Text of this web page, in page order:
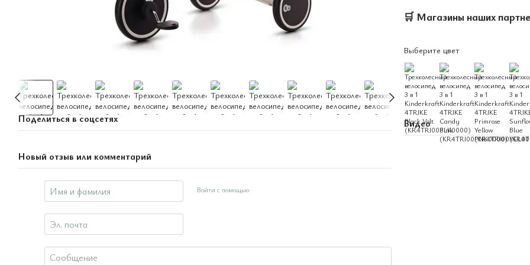
Поделиться в соцсетях
Новый отзыв или комментарий
Войти с помощью
🛒 Магазины наших
Выберите цвет
Видео